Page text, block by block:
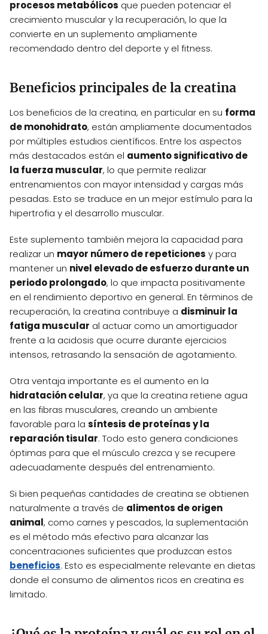
procesos metabólicos que pueden potenciar el
crecimiento muscular y la recuperación, lo que la
convierte en un suplemento ampliamente
recomendado dentro del deporte y el fitness.
Beneficios principales de la creatina
Los beneficios de la creatina, en particular en su forma
de monohidrato, están ampliamente documentados
por múltiples estudios científicos. Entre los aspectos
más destacados están el aumento significativo de
la fuerza muscular, lo que permite realizar
entrenamientos con mayor intensidad y cargas más
pesadas. Esto se traduce en un mejor estímulo para la
hipertrofia y el desarrollo muscular.
Este suplemento también mejora la capacidad para
realizar un mayor número de repeticiones y para
mantener un nivel elevado de esfuerzo durante un
periodo prolongado, lo que impacta positivamente
en el rendimiento deportivo en general. En términos de
recuperación, la creatina contribuye a disminuir la
fatiga muscular al actuar como un amortiguador
frente a la acidosis que ocurre durante ejercicios
intensos, retrasando la sensación de agotamiento.
Otra ventaja importante es el aumento en la
hidratación celular, ya que la creatina retiene agua
en las fibras musculares, creando un ambiente
favorable para la síntesis de proteínas y la
reparación tisular. Todo esto genera condiciones
óptimas para que el músculo crezca y se recupere
adecuadamente después del entrenamiento.
Si bien pequeñas cantidades de creatina se obtienen
naturalmente a través de alimentos de origen
animal, como carnes y pescados, la suplementación
es el método más efectivo para alcanzar las
concentraciones suficientes que produzcan estos
beneficios. Esto es especialmente relevante en dietas
donde el consumo de alimentos ricos en creatina es
limitado.